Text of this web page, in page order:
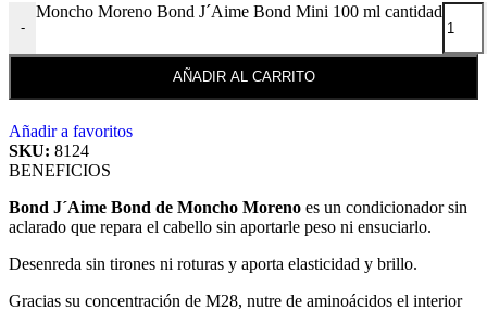
-
Moncho Moreno Bond J´Aime Bond Mini 100 ml cantidad
AÑADIR AL CARRITO
Añadir a favoritos
SKU: 8124
BENEFICIOS
Bond J´Aime Bond de Moncho Moreno es un condicionador sin
aclarado que repara el cabello sin aportarle peso ni ensuciarlo.
Desenreda sin tirones ni roturas y aporta elasticidad y brillo.
Gracias su concentración de M28, nutre de aminoácidos el interior